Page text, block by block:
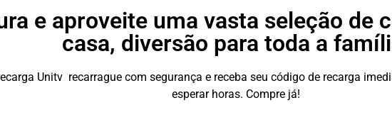
e aproveite uma vasta seleção de
casa, diversão para toda a
Unitv recarrague com segurança e receba seu código de recarga
esperar horas. Compre já!